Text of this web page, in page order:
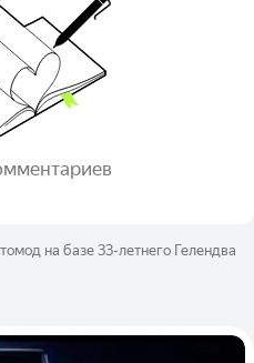
на базе 33-летнего